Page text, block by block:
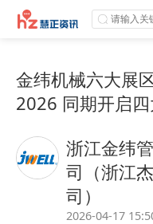
金纬机械六大展
2026 同期开启
浙江金纬
司（浙江
司）
2026-04-17